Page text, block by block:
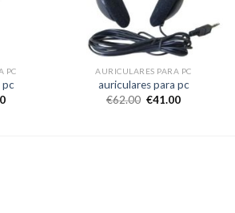
PC
pc
AURICULARES PARA PC
auriculares para pc
€62.00 €41.00